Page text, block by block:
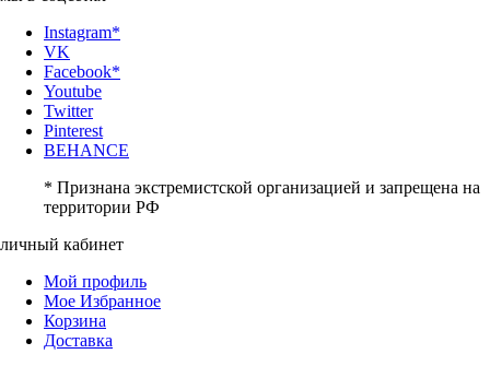
Instagram*
VK
Facebook*
Youtube
Twitter
Pinterest
BEHANCE
* Признана экстремистской организацией и запрещена на
территории РФ
личный кабинет
Мой профиль
Мое Избранное
Корзина
Доставка